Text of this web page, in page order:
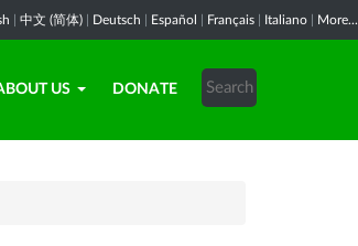
中文 (简体) Deutsch Español Français Italiano More...
US DONATE